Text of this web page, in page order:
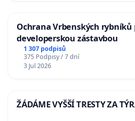
Ochrana Vrbenských
developerskou zástavbou
1 307 podpisů
375 Podpisy / 7 dní
3 Jul 2026
ŽÁDÁME VYŠŠÍ TRESTY ZA